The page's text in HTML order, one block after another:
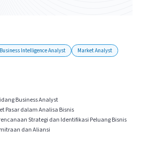
Business Intelligence Analyst
Market Analyst
Business Analyst
Pasar dalam Analisa Bisnis
Strategi dan Identifikasi Peluang Bisnis
dan Aliansi